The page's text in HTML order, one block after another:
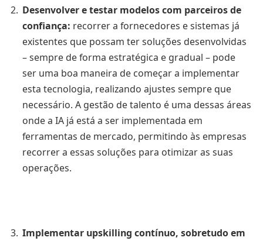
Desenvolver e testar modelos com parceiros de
confiança: recorrer a fornecedores e sistemas já
existentes que possam ter soluções desenvolvidas
– sempre de forma estratégica e gradual – pode
ser uma boa maneira de começar a implementar
esta tecnologia, realizando ajustes sempre que
necessário. A gestão de talento é uma dessas áreas
onde a IA já está a ser implementada em
ferramentas de mercado, permitindo às empresas
recorrer a essas soluções para otimizar as suas
operações.
Implementar upskilling contínuo, sobretudo em